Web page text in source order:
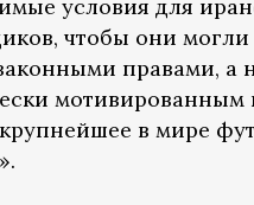
условия для
чтобы они могли
правами, а
мотивированным
в мире